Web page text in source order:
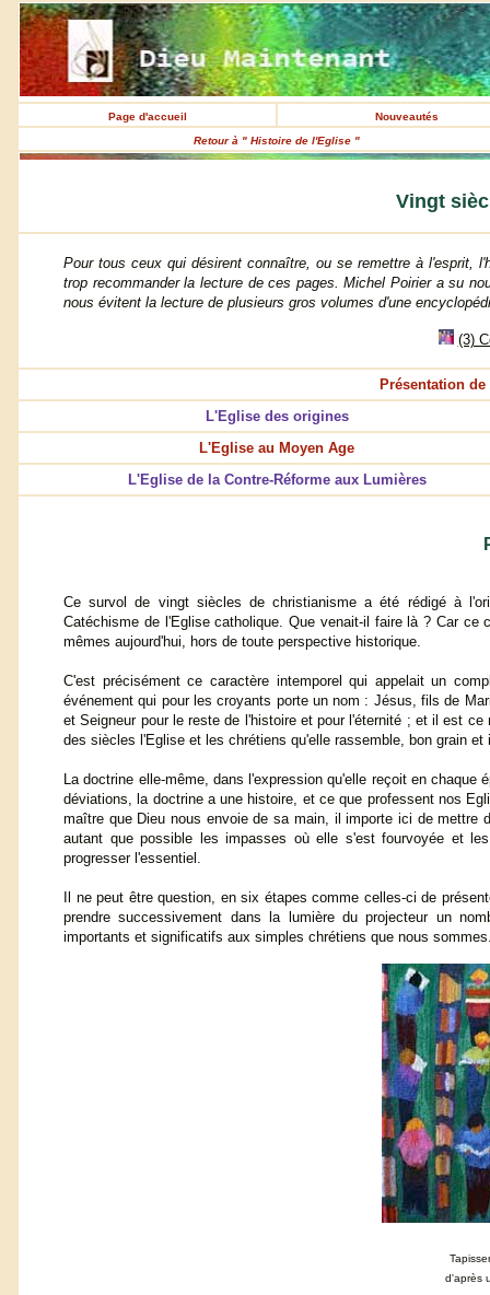
Page d'accueil
Nouveautés
Retour à " Histoire de l'Eglise "
Vingt
Pour tous ceux qui désirent connaître, ou se remettre à l'esprit,
trop recommander la lecture de ces pages. Michel Poirier a su
nous évitent la lecture de plusieurs gros volumes d'une
(3)
Présentation
L'Eglise des origines
L'Eglise au Moyen Age
L'Eglise de la Contre-Réforme aux Lumières
Ce survol de vingt siècles de christianisme a été rédigé à
Catéchisme de l'Eglise catholique. Que venait-il faire là ? Car
mêmes aujourd'hui, hors de toute perspective historique.
C'est précisément ce caractère intemporel qui appelait un
événement qui pour les croyants porte un nom : Jésus, fils de
et Seigneur pour le reste de l'histoire et pour l'éternité ; et il est
des siècles l'Eglise et les chrétiens qu'elle rassemble, bon grain
La doctrine elle-même, dans l'expression qu'elle reçoit en
déviations, la doctrine a une histoire, et ce que professent nos
maître que Dieu nous envoie de sa main, il importe ici de
autant que possible les impasses où elle s'est fourvoyée et
progresser l'essentiel.
Il ne peut être question, en six étapes comme celles-ci de
prendre successivement dans la lumière du projecteur un
importants et significatifs aux simples chrétiens que nous
d'après